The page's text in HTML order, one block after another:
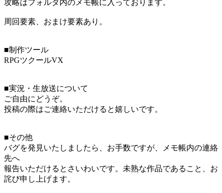
攻略はフォルダ内のメモ帳に入っております。
周回要素、おまけ要素あり。
■制作ツール
RPGツクールVX
■実況・生放送について
ご自由にどうぞ。
投稿の際はご連絡いただけると嬉しいです。
■その他
バグを発見いたしましたら、お手数ですが、メモ帳内の連絡
先へ
報告いただけるとさいわいです。未熟な作品であること、お
詫び申し上げます。